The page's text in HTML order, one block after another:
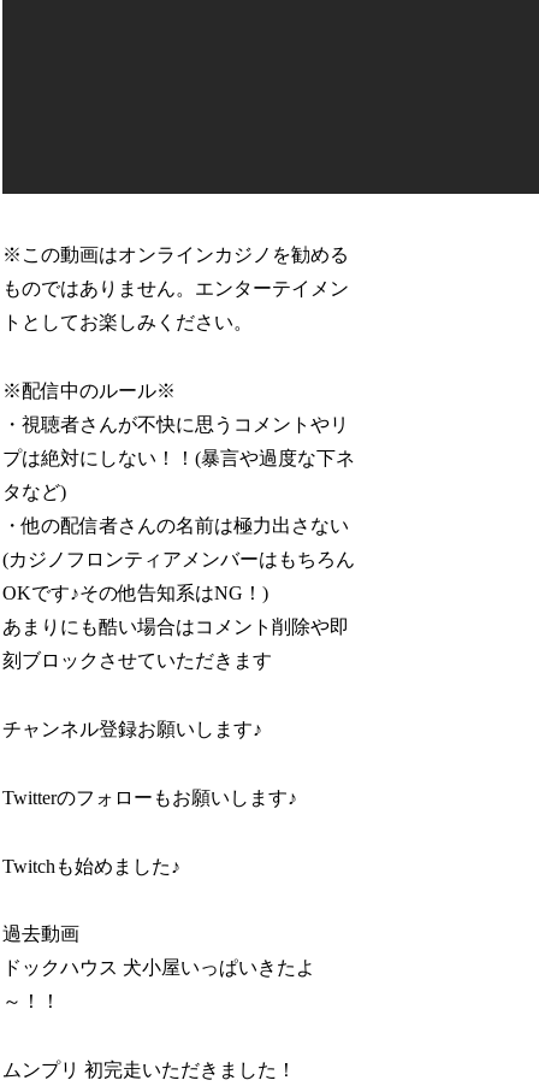
※この動画はオンラインカジノを勧める
ものではありません。エンターテイメン
トとしてお楽しみください。
※配信中のルール※
・視聴者さんが不快に思うコメントやリ
プは絶対にしない！！(暴言や過度な下ネ
タなど)
・他の配信者さんの名前は極力出さない
(カジノフロンティアメンバーはもちろん
OKです♪その他告知系はNG！)
あまりにも酷い場合はコメント削除や即
刻ブロックさせていただきます
チャンネル登録お願いします♪
Twitterのフォローもお願いします♪
Twitchも始めました♪
過去動画
ドックハウス 犬小屋いっぱいきたよ
～！！
ムンプリ 初完走いただきました！